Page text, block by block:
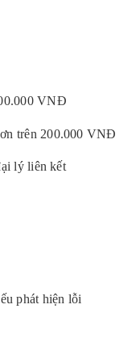
VNĐ
trên 200.000 VNĐ
lý liên kết
phát hiện lỗi